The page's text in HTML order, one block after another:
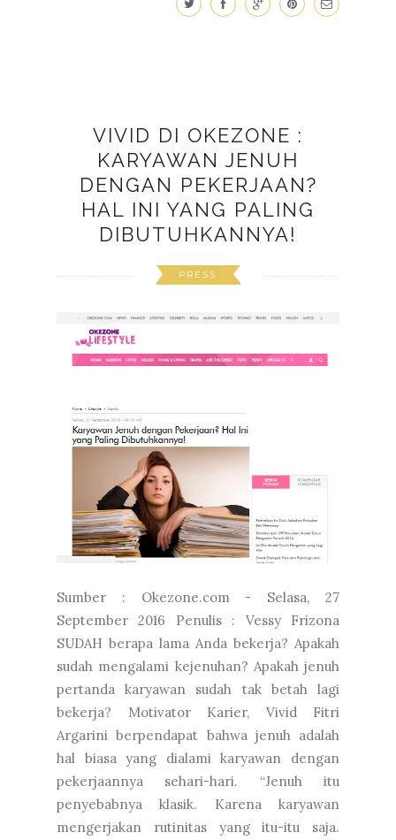
VIVID DI OKEZONE :
KARYAWAN JENUH
DENGAN PEKERJAAN?
HAL INI YANG PALING
DIBUTUHKANNYA!
PRESS
Sumber : Okezone.com - Selasa, 27
September 2016 Penulis : Vessy Frizona
SUDAH berapa lama Anda bekerja? Apakah
sudah mengalami kejenuhan? Apakah jenuh
pertanda karyawan sudah tak betah lagi
bekerja? Motivator Karier, Vivid Fitri
Argarini berpendapat bahwa jenuh adalah
hal biasa yang dialami karyawan dengan
pekerjaannya sehari-hari. “Jenuh itu
penyebabnya klasik. Karena karyawan
mengerjakan rutinitas yang itu-itu saja.